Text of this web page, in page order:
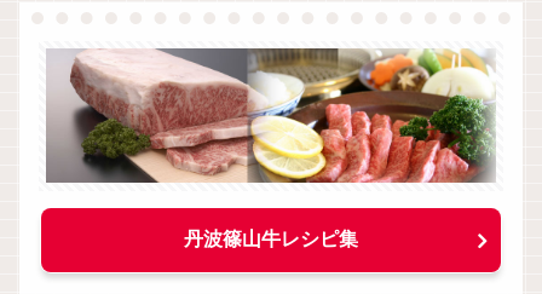
丹波篠山牛レシピ集